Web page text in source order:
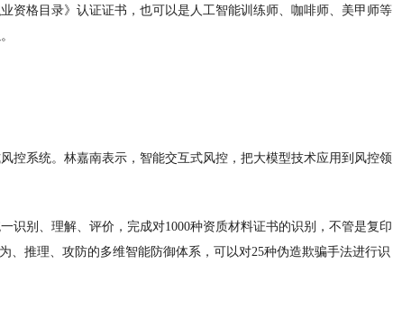
资格目录》认证证书，也可以是人工智能训练师、咖啡师、美甲师等
控系统。林嘉南表示，智能交互式风控，把大模型技术应用到风控领
识别、理解、评价，完成对1000种资质材料证书的识别，不管是复印
、推理、攻防的多维智能防御体系，可以对25种伪造欺骗手法进行识